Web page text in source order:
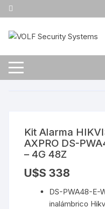
Saltar
al
contenido
Kit Alarma
AXPRO DS-
– 4G 48Z
U$S 338
DS-PWA48-E-
inalámbrico